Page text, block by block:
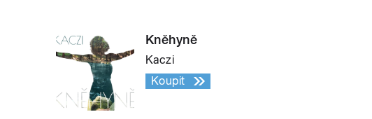
Kněhyně
Kaczi
Koupit